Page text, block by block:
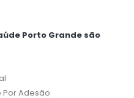
Porto Grande são
Por Adesão